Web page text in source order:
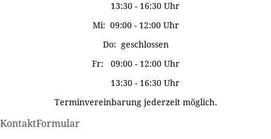
13:30 - 16:30 Uhr
Mi: 09:00 - 12:00 Uhr
Do: geschlossen
Fr: 09:00 - 12:00 Uhr
13:30 - 16:30 Uhr
Terminvereinbarung jederzeit möglich.
KontaktFormular